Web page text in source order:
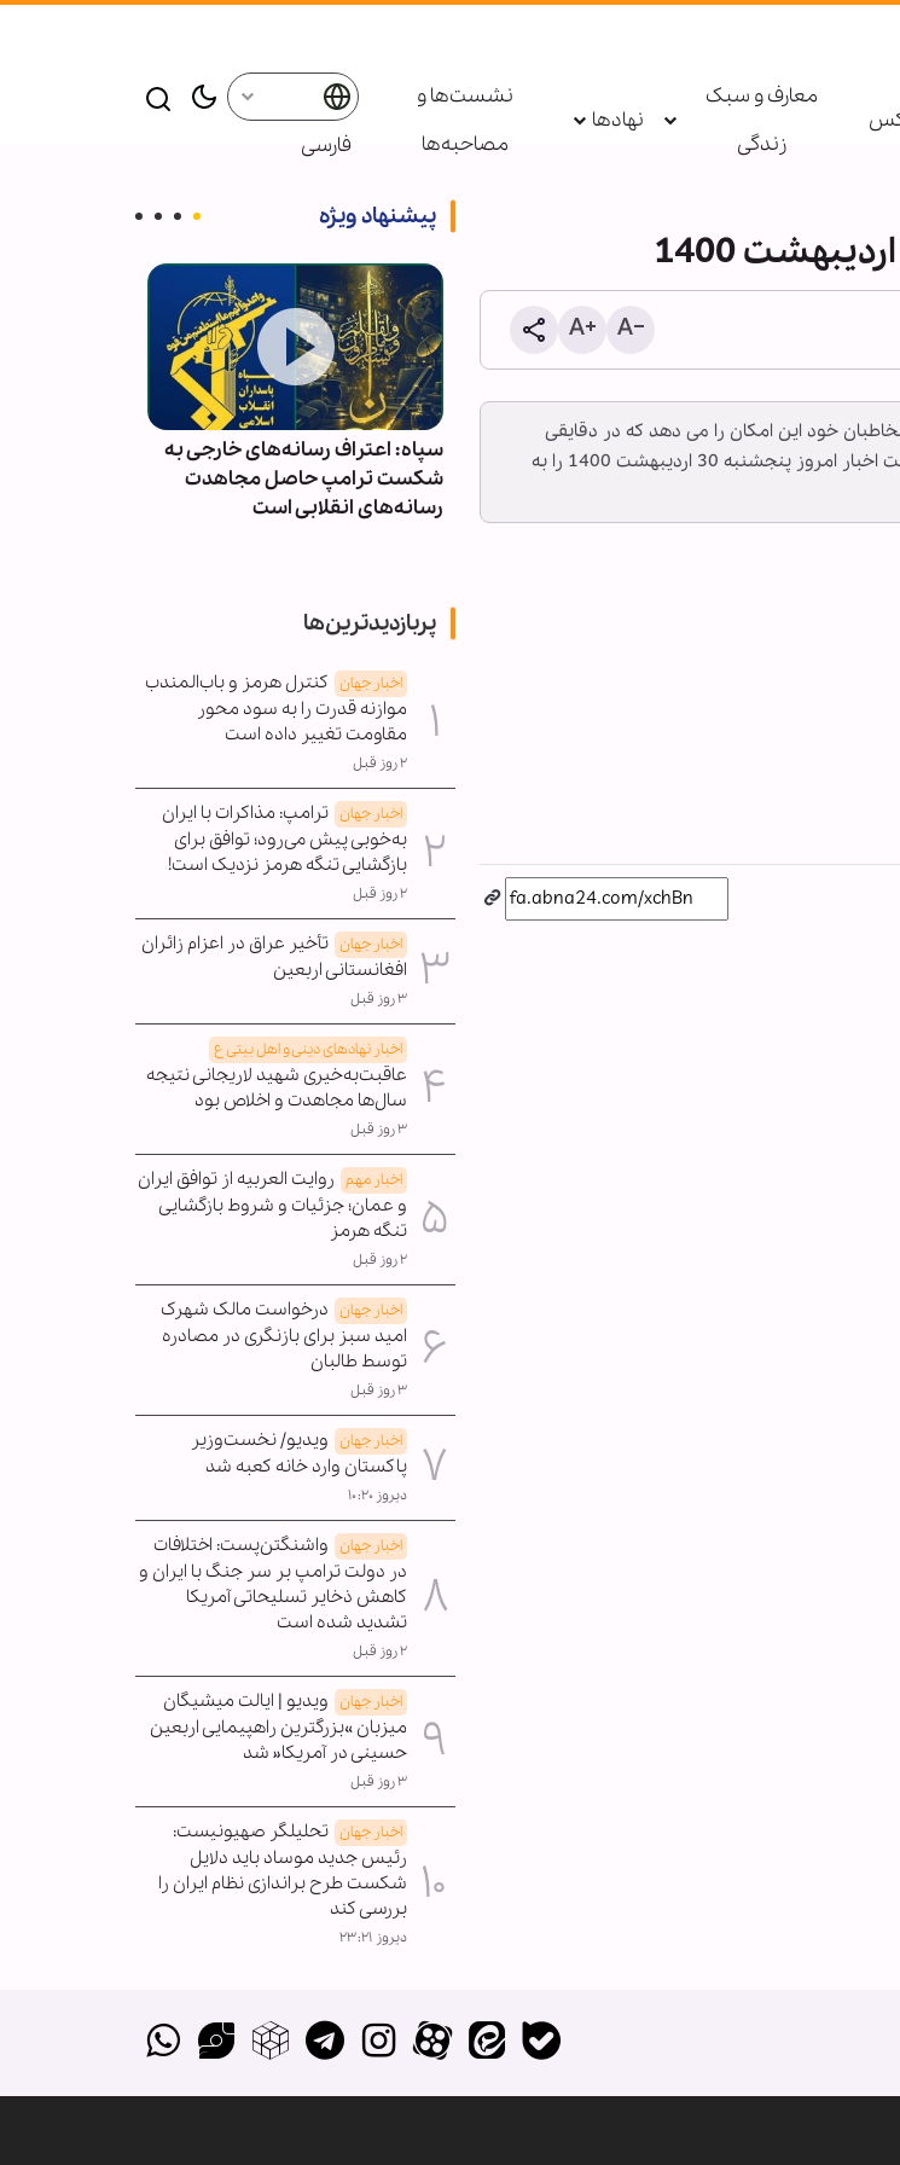
معارف و سبک
زندگی
نهادها
نشست‌ها و
مصاحبه‌ها
فارسی
خود این امکان را می دهد که در دقایقی
کوتاه، از مهمترین اخبار مرتبط با شیعیان جهان مطلع گردند. در زیر، پادکست اخبار امروز پنجشنبه 30 اردیبهشت 1400 را به
پیشنهاد ویژه
برگزاری دهمین کنفرانس
بین‌المللی زیارت اربعین با حضور
سپاه: اعتراف رسانه‌های خارجی به
شکست ترامپ حاصل مجاهدت
رسانه‌های انقلابی است
پربازدیدترین‌ها
اخبار جهان کنترل هرمز و باب‌المندب
موازنه قدرت را به سود محور
مقاومت تغییر داده است
۲ روز قبل
اخبار جهان ترامپ: مذاکرات با ایران
به‌خوبی پیش می‌رود؛ توافق برای
بازگشایی تنگه هرمز نزدیک است!
۲ روز قبل
اخبار جهان تأخیر عراق در اعزام زائران
افغانستانی اربعین
۳ روز قبل
اخبار نهادهای دینی و اهل بیتی ع
عاقبت‌به‌خیری شهید لاریجانی نتیجه
سال‌ها مجاهدت و اخلاص بود
۳ روز قبل
اخبار مهم روایت العربیه از توافق ایران
و عمان؛ جزئیات و شروط بازگشایی
تنگه هرمز
۲ روز قبل
اخبار جهان درخواست مالک شهرک
امید سبز برای بازنگری در مصادره
توسط طالبان
۳ روز قبل
اخبار جهان ویدیو/ نخست‌وزیر
پاکستان وارد خانه کعبه شد
دیروز ۱۰:۲۰
اخبار جهان واشنگتن‌پست: اختلافات
در دولت ترامپ بر سر جنگ با ایران و
کاهش ذخایر تسلیحاتی آمریکا
تشدید شده است
۲ روز قبل
اخبار جهان ویدیو | ایالت میشیگان
میزبان »بزرگترین راهپیمایی اربعین
حسینی در آمریکا« شد
۳ روز قبل
اخبار جهان تحلیلگر صهیونیست:
رئیس جدید موساد باید دلایل
شکست طرح براندازی نظام ایران را
بررسی کند
دیروز ۲۳:۲۱